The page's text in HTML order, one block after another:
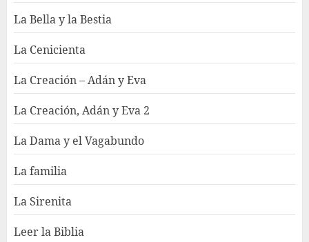
La Bella y la Bestia
La Cenicienta
La Creación – Adán y Eva
La Creación, Adán y Eva 2
La Dama y el Vagabundo
La familia
La Sirenita
Leer la Biblia